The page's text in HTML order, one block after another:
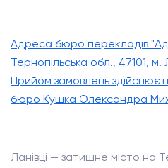
Адреса бюро перекладів
Тернопільська обл., 47101, м.
Прийом замовлень
бюро Кушка Олександра
Ланівці — затишне місто на